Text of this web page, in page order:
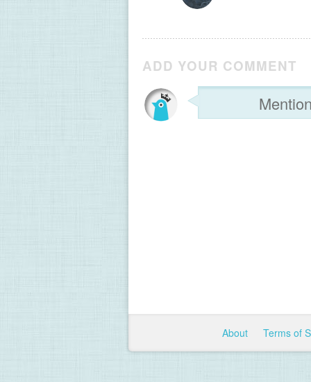
ADD YOUR COMMENT
About Terms of